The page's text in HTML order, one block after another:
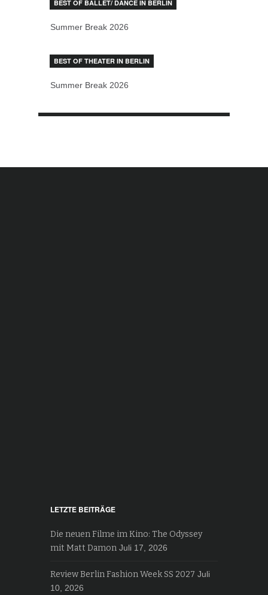
BEST OF BALLET/ DANCE IN BERLIN
Summer Break 2026
BEST OF THEATER IN BERLIN
Summer Break 2026
LETZTE BEITRÄGE
Die neuen Filme im Kino: The Odyssey
mit Matt Damon Juli 17, 2026
Review Berlin Fashion Week SS 2027 Juli
10, 2026